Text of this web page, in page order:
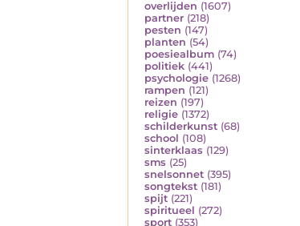
overlijden (1607)
partner (218)
pesten (147)
planten (54)
poesiealbum (74)
politiek (441)
psychologie (1268)
rampen (121)
reizen (197)
religie (1372)
schilderkunst (68)
school (108)
sinterklaas (129)
sms (25)
snelsonnet (395)
songtekst (181)
spijt (221)
spiritueel (272)
sport (353)